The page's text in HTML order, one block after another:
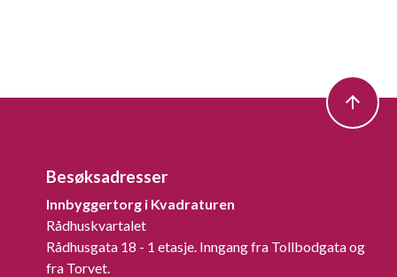
Besøksadresser
Innbyggertorg i Kvadraturen
Rådhuskvartalet
Rådhusgata 18 - 1 etasje. Inngang fra Tollbodgata og
fra Torvet.